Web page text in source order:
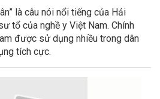
là câu nói nổi tiếng của Hải
tổ của nghề y Việt Nam. Chính
được sử dụng nhiều trong dân
tích cực.